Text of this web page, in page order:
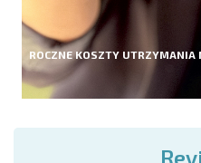
€
ROCZNE KOSZTY UTRZYMANIA